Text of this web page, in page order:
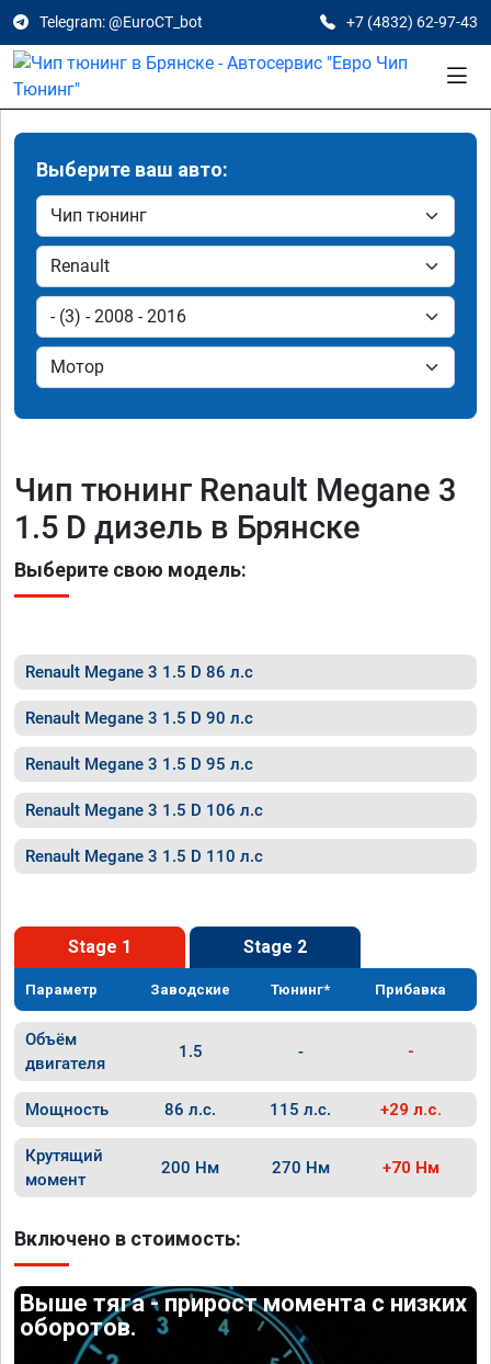
Telegram: @EuroCT_bot +7 (4832) 62-97-43
Выберите ваш авто:
Чип тюнинг Renault Megane 3
1.5 D дизель в Брянске
Выберите свою модель:
Renault Megane 3 1.5 D 86 л.с
Renault Megane 3 1.5 D 90 л.с
Renault Megane 3 1.5 D 95 л.с
Renault Megane 3 1.5 D 106 л.с
Renault Megane 3 1.5 D 110 л.с
Stage 1 Stage 2
Параметр Заводские Тюнинг* Прибавка
Объём
двигателя
1.5 - -
Мощность 86 л.с. 115 л.с. +29 л.с.
Крутящий
момент
200 Нм 270 Нм +70 Нм
Включено в стоимость:
Выше тяга - прирост момента с низких
оборотов.